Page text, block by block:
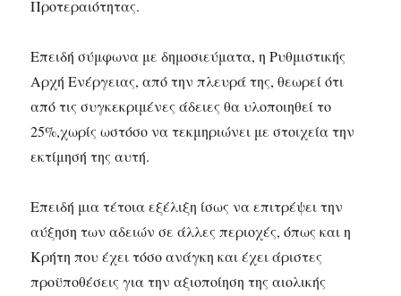
Προτεραιότητας.
Επειδή σύμφωνα με δημοσιεύματα, η Ρυθμιστικής
Αρχή Ενέργειας, από την πλευρά της, θεωρεί ότι
από τις συγκεκριμένες άδειες θα υλοποιηθεί το
25%,χωρίς ωστόσο να τεκμηριώνει με στοιχεία την
εκτίμησή της αυτή.
Επειδή μια τέτοια εξέλιξη ίσως να επιτρέψει την
αύξηση των αδειών σε άλλες περιοχές, όπως και η
Κρήτη που έχει τόσο ανάγκη και έχει άριστες
προϋποθέσεις για την αξιοποίηση της αιολικής